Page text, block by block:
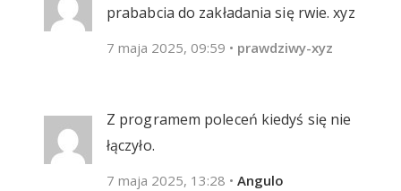
prababcia do zakładania się rwie. xyz
7 maja 2025, 09:59 • prawdziwy-xyz
Z programem poleceń kiedyś się nie
łączyło.
7 maja 2025, 13:28 • Angulo